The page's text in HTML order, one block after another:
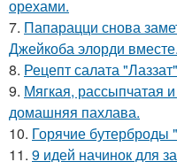
орехами.
7. Папарацци снова
Джейкоба элорди вместе.
8. Рецепт салата
9. Мягкая, рассыпчатая
домашняя пахлава.
10. Горячие бутерброды
11. 9 идей начинок для